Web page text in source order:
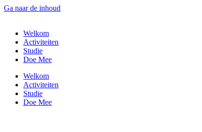
Ga naar de inhoud
Welkom
Activiteiten
Studie
Doe Mee
Welkom
Activiteiten
Studie
Doe Mee